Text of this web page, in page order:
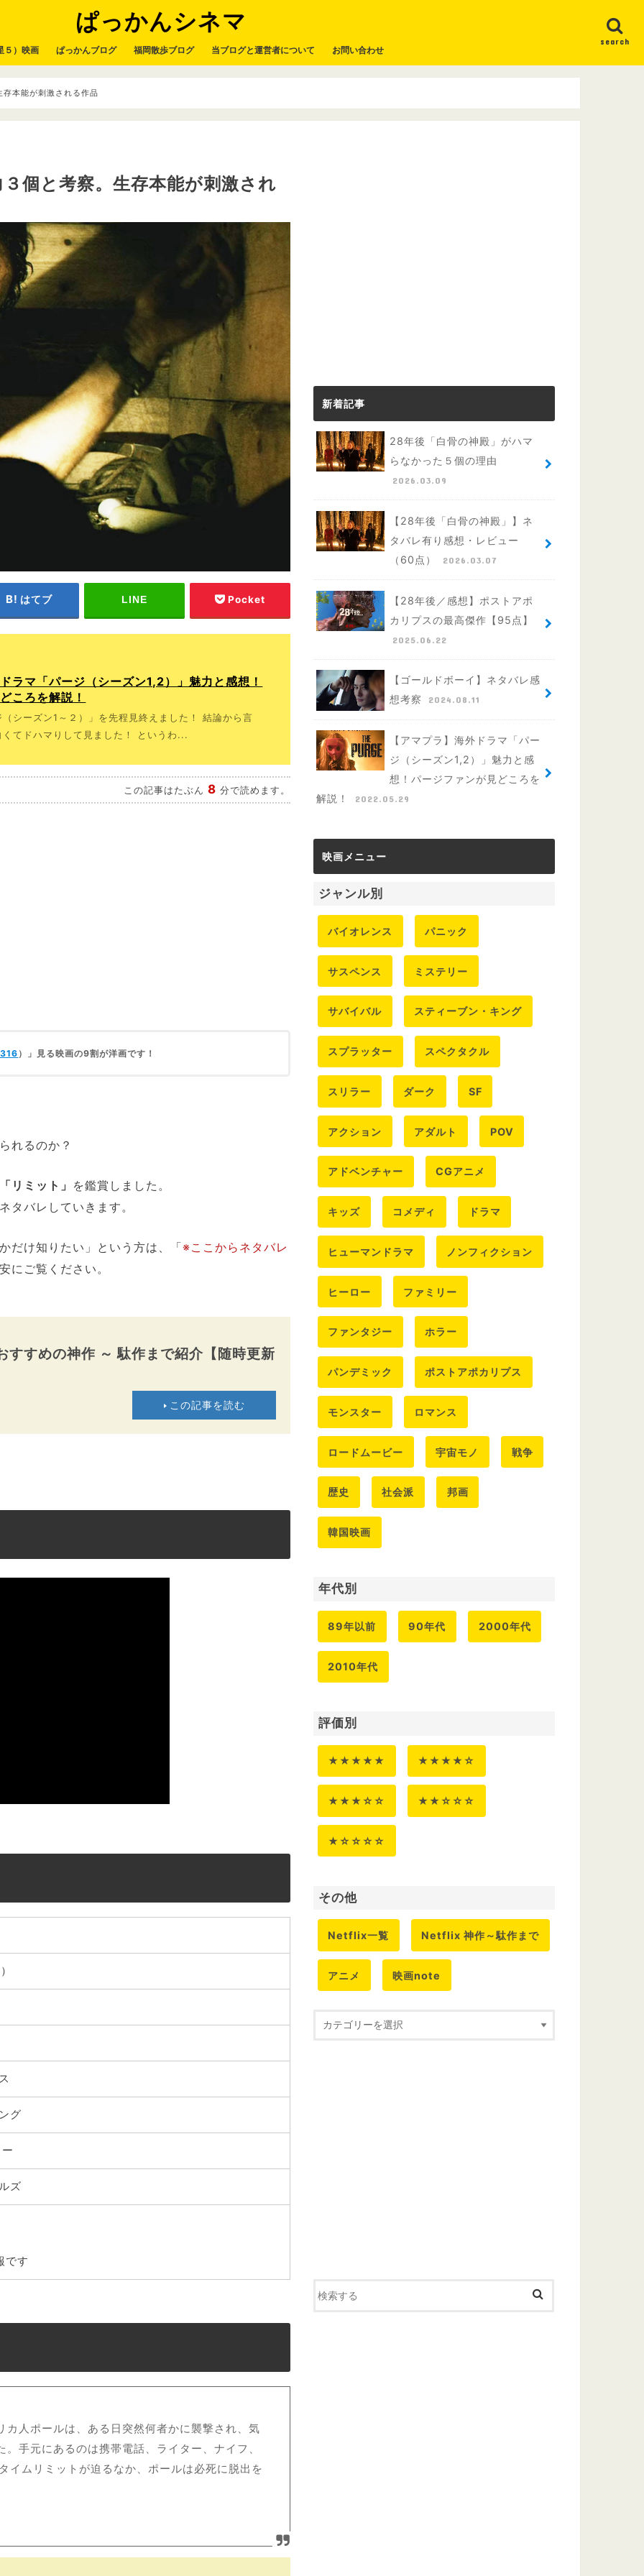
ぱっかんシネマ
search
５）映画 ぱっかんブログ 福岡散歩ブログ 当ブログと運営者について お問い合わせ
本能が刺激される作品
個と考察。生存本能が刺激され
はてブ LINE Pocket
ラマ「パージ（シーズン1,2）」魅力と感想！
ころを解説！
シーズン1～２）」を先程見終えました！ 結論から言
てドハマりして見ました！ というわ...
この記事はたぶん 8 分で読めます。
）」見る映画の9割が洋画です！
れるのか？
「リミット」 を鑑賞しました。
タバレしていきます。
だけ知りたい」という方は、「※ここからネタバレ
にご覧ください。
すめの神作 ～ 駄作まで紹介【随時更新
この記事を読む
グ
ズ
です
人ポールは、ある日突然何者かに襲撃され、気
手元にあるのは携帯電話、ライター、ナイフ、
イムリミットが迫るなか、ポールは必死に脱出を
新着記事
28年後「白骨の神殿」がハマ
らなかった５個の理由
2026.03.09
【28年後「白骨の神殿」】ネ
タバレ有り感想・レビュー
（60点）
2026.03.07
【28年後／感想】ポストアポ
カリプスの最高傑作【95点】
2025.06.22
【ゴールドボーイ】ネタバレ感
想考察
2024.08.11
【アマプラ】海外ドラマ「パー
ジ（シーズン1,2）」魅力と感
想！パージファンが見どころを
解説！
2022.05.29
映画メニュー
ジャンル別
バイオレンス パニック
サスペンス ミステリー
サバイバル スティーブン・キング
スプラッター スペクタクル
スリラー ダーク SF
アクション アダルト POV
アドベンチャー CGアニメ
キッズ コメディ ドラマ
ヒューマンドラマ ノンフィクション
ヒーロー ファミリー
ファンタジー ホラー
パンデミック ポストアポカリプス
モンスター ロマンス
ロードムービー 宇宙モノ 戦争
歴史 社会派 邦画
韓国映画
年代別
89年以前 90年代 2000年代
2010年代
評価別
★★★★★ ★★★★☆
★★★☆☆ ★★☆☆☆
★☆☆☆☆
その他
Netflix一覧 Netflix 神作～駄作まで
アニメ 映画note